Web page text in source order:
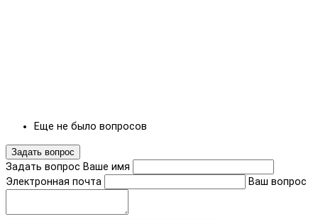
Еще не было вопросов
Задать вопрос
Задать вопрос Ваше имя
Электронная почта
Ваш вопрос